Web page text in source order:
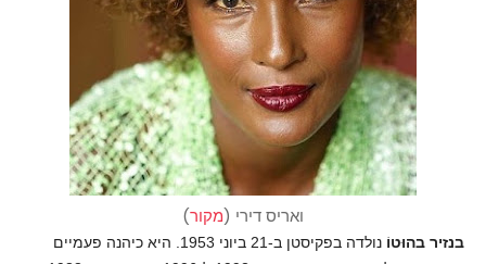
ואריס דירי (מקור)
בנזיר בהוּטוֹ
נולדה בפקיסטן ב-21 ביוני 1953. היא כיהנה פעמיים